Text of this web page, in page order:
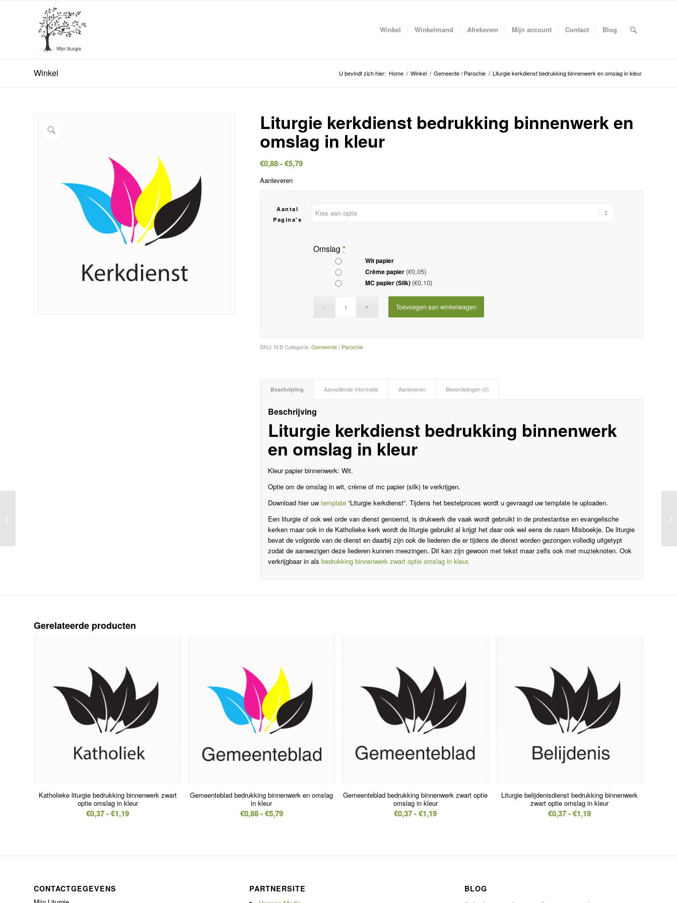
Winkel Winkelmand Afrekenen Mijn account Contact Blog
Winkel U bevindt zich hier: Home / Winkel / Gemeente / Parochie / Liturgie kerkdienst bedrukking binnenwerk en omslag in kleur
Liturgie kerkdienst bedrukking binnenwerk en
omslag in kleur
€0,88-€5,79Prijsklasse:
Aanleveren
Aantal
Pagina's
Omslag*
Wit papier
Crème papier (€0,05)
MC papier (Silk) (€0,10)
Toevoegen aan winkelwagen
SKU: N/B Categorie:Gemeente / Parochie
Beschrijving Aanvullende informatie Aanleveren Beoordelingen (0)
Beschrijving
Liturgie kerkdienst bedrukking binnenwerk
en omslag in kleur
Kleur papier binnenwerk: Wit.
Optie om de omslag in wit, crème of mc papier (silk) te verkrijgen.
Download hier uwtemplate “Liturgie kerkdienst”. Tijdens het bestelproces wordt u gevraagd uw template te uploaden.
Een liturgie of ook wel orde van dienst genoemd, is drukwerk die vaak wordt gebruikt in de protestantse en evangelische
kerken maar ook in de Katholieke kerk wordt de liturgie gebruikt al krijgt het daar ook wel eens de naam Misboekje. De liturgie
bevat de volgorde van de dienst en daarbij zijn ook de liederen die er tijdens de dienst worden gezongen volledig uitgetypt
zodat de aanwezigen deze liederen kunnen meezingen. Dit kan zijn gewoon met tekst maar zelfs ook met muzieknoten. Ook
verkrijgbaar in alsbedrukking binnenwerk zwart optie omslag in kleur.
Gerelateerde producten
Katholieke liturgie bedrukking binnenwerk zwart
optie omslag in kleur
€0,37-€1,19Prijsklasse:
Gemeenteblad bedrukking binnenwerk en omslag
in kleur
€0,88-€5,79Prijsklasse:
Gemeenteblad bedrukking binnenwerk zwart optie
omslag in kleur
€0,37-€1,19Prijsklasse:
Liturgie belijdenisdienst bedrukking binnenwerk
zwart optie omslag in kleur
€0,37-€1,19Prijsklasse:
CONTACTGEGEVENS PARTNERSITE BLOG